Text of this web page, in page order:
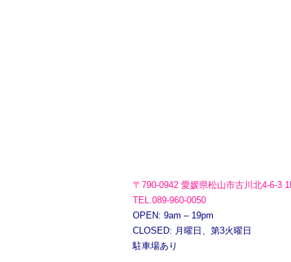
〒790-0942 愛媛県松山市古川北4-6-3
TEL.089-960-0050
OPEN: 9am – 19pm
CLOSED: 月曜日、第3火曜日
駐車場あり